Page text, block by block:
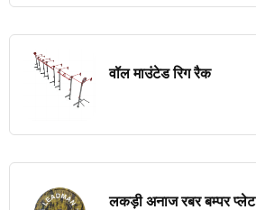
वॉल माउंटेड रिग रैक
लकड़ी अनाज रबर बम्पर प्लेट